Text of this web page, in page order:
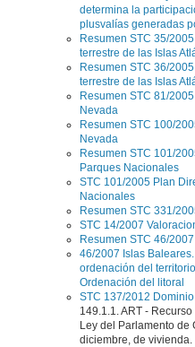
determina la
plusvalías generadas
Resumen STC 35/
terrestre de las Islas
Resumen STC 36/
terrestre de las Islas
Resumen STC 81/
Nevada
Resumen STC 100/
Nevada
Resumen STC 101/
Parques Nacionales
STC 101/2005 Plan
Nacionales
Resumen STC 331/
STC 14/2007
Resumen STC 46/2007
46/2007 Islas
ordenación del
Ordenación del litoral
STC 137/2012
149.1.1. ART -
Ley del Parlamento de
diciembre, de vivienda.